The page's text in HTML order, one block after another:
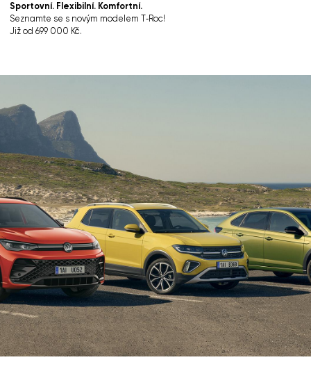
Sportovní. Flexibilní. Komfortní.
Seznamte se s novým modelem T‑Roc!
Již od 699 000 Kč.